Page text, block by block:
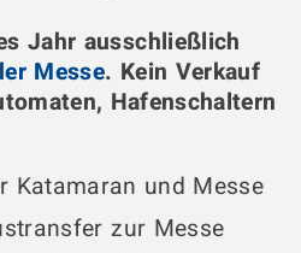
Jahr ausschließlich
Messe. Kein Verkauf
Hafenschaltern
Katamaran und Messe
zur Messe